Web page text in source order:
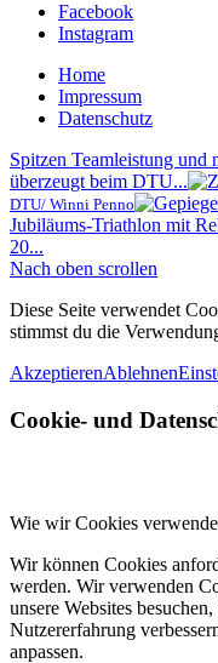
Facebook
Instagram
Home
Impressum
Datenschutz
Spitzen Teamleistung und
überzeugt beim DTU...
DTU/ Winni Penno
Jubiläums-Triathlon mit
20...
Nach oben scrollen
Diese Seite verwendet
stimmst du die
AkzeptierenAblehnen
Cookie- und
Wie wir Cookies
Wir können Cookies
werden. Wir verwenden
unsere Websites
Nutzererfahrung
anpassen.